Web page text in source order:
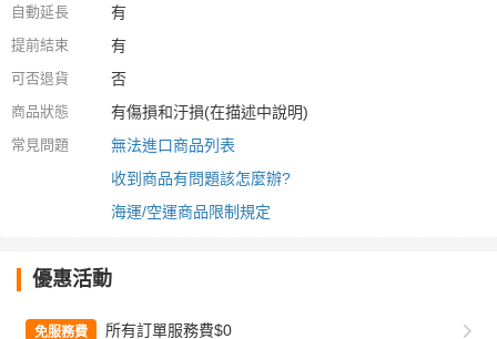
自動延長 有
提前結束 有
可否退貨 否
商品狀態 有傷損和汙損(在描述中說明)
常見問題
無法進口商品列表
收到商品有問題該怎麼辦?
海運/空運商品限制規定
優惠活動
免服務費 所有訂單服務費$0